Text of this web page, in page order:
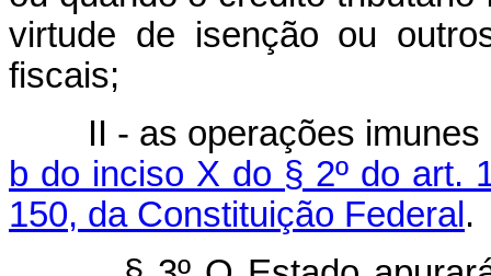
virtude de isenção ou
fiscais;
II - as operações
b do inciso X do § 2º do art.
150, da Constituição Federal .